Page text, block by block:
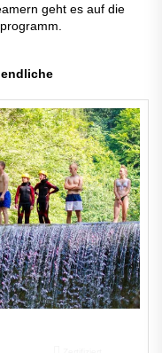
geht es auf die